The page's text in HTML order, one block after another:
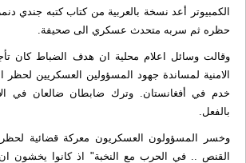
الكمبيوتر أعد نسخة بالعربية من كتاب كتبه جندي
حظره ثم سربه متحدث عسكري الى صحيفة.
وقالت وسائل اعلام محلية ان هدف الضباط كان
الامنية لمساندة جهود المسؤولين العسكريين لحظر
خدم في أفغانستان. وترك ضابطان ضالعان في
بالفعل.
وخسر المسؤولون العسكريون معركة قضائية لحظر
القنص .. في الحرب مع النخبة" اذ كانوا يخشون